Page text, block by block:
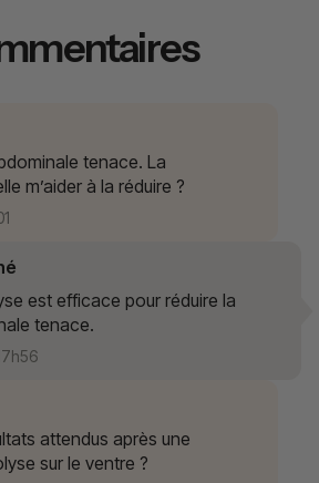
tenace. La
m’aider à la réduire ?
est efficace pour réduire la
tenace.
attendus après une
sur le ventre ?